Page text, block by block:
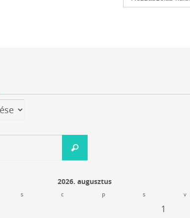
Keress!
2026. augusztus
s c p s v
1